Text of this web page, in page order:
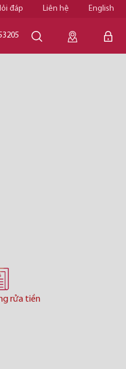
đáp Liên hệ English
rửa tiền